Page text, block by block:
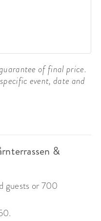
med toppmoderne
å sikre en
er
grensene for hva
på Tårnet, Oslos nye
mer informasjon og
of final price.
event, date and
&
guests or 700